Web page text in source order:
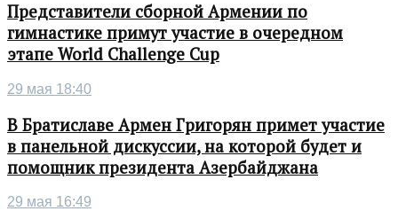
Представители сборной Армении по
гимнастике примут участие в очередном
этапе World Challenge Cup
29 мая 18:40
В Братиславе Армен Григорян примет участие
в панельной дискуссии, на которой будет и
помощник президента Азербайджана
29 мая 16:49